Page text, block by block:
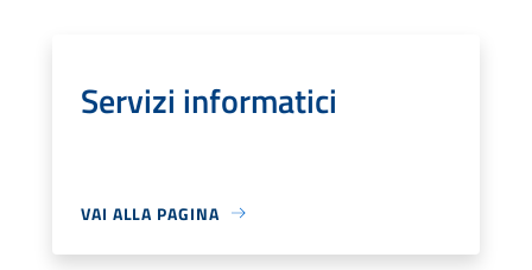
Servizi informatici
VAI ALLA PAGINA